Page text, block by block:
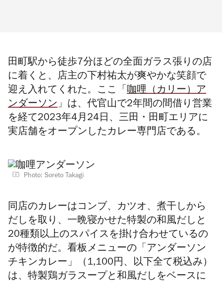
田町駅から徒歩7分ほどの全面ガラス張りの店
に着くと、店主の下村祐太が爽やかな笑顔で
迎え入れてくれた。ここ「 咖哩（カリー）ア
ンダーソン」は、代官山で2年間の間借り営業
を経て2023年4月24日、三田・田町エリアに
実店舗をオープンしたカレー専門店である。
Photo: Soreto Takagi
同店のカレーはコンブ、カツオ、煮干しから
だしを取り、一晩寝かせた特製の和風だしと
20種類以上のスパイスを掛け合わせているの
が特徴的だ。看板メニューの「アンダーソン
チキンカレー」（1,100円、以下全て税込み）
は、特製鶏ガラスープと和風だしをベースに